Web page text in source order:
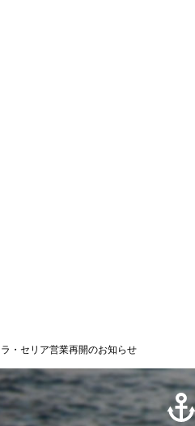
・セリア営業再開のお知らせ